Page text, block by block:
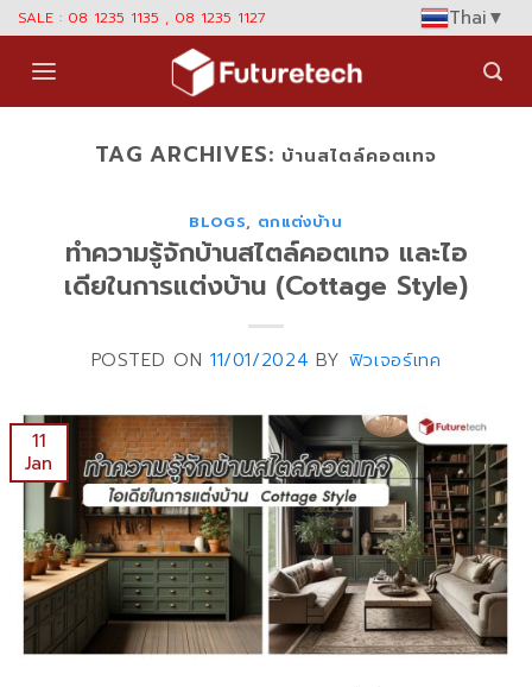
Skip
content
SALE : 08 1235 1135 , 08 1235 1127 Thai▼
TAG ARCHIVES: บ้านสไตล์คอตเทจ
BLOGS, ตกแต่งบ้าน
ทำความรู้จักบ้านสไตล์คอตเทจ และไอ
เดียในการแต่งบ้าน (Cottage Style)
POSTED ON 11/01/2024 BY ฟิวเจอร์เทค
11
Jan